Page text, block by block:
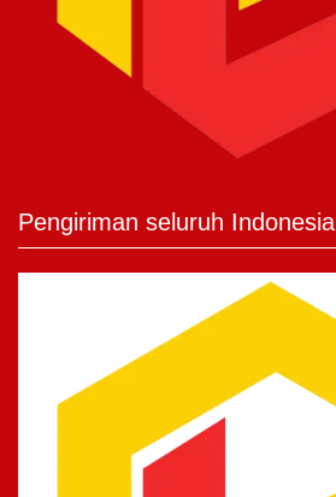
Pengiriman seluruh Indonesia